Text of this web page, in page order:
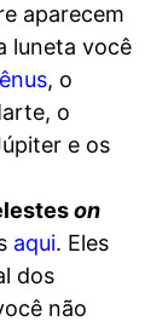
aparecem
luneta você
, o
o
e os
on
aqui. Eles
dos
não